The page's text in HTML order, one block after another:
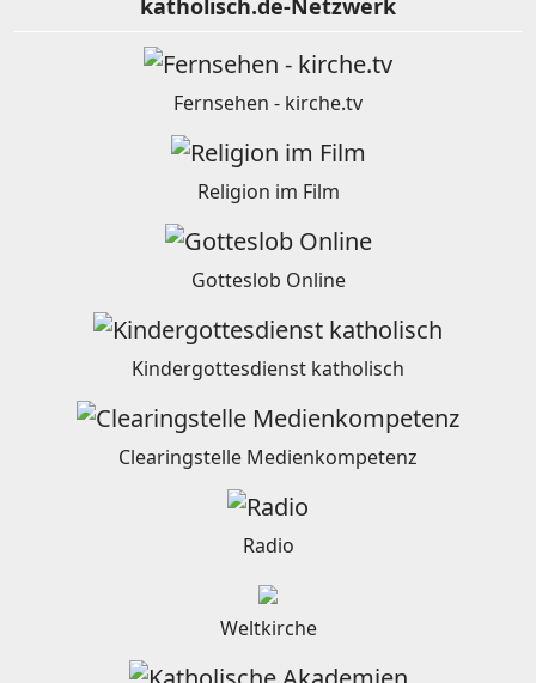
katholisch.de-Netzwerk
Fernsehen - kirche.tv
Religion im Film
Gotteslob Online
Kindergottesdienst katholisch
Clearingstelle Medienkompetenz
Radio
Weltkirche